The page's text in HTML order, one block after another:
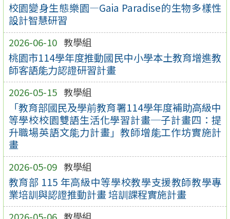
校園變身生態樂園—Gaia Paradise的生物多樣性
設計智慧研習
2026-06-10 教學組
桃園市114學年度推動國民中小學本土教育增進教
師客語能力認證研習計畫
2026-05-15 教學組
「教育部國民及學前教育署114學年度補助高級中
等學校校園雙語生活化學習計畫─子計畫四：提
升職場英語文能力計畫」教師增能工作坊實施計
畫
2026-05-09 教學組
教育部 115 年高級中等學校教學支援教師教學專
業培訓與認證推動計畫 培訓課程實施計畫
2026-05-06 教學組